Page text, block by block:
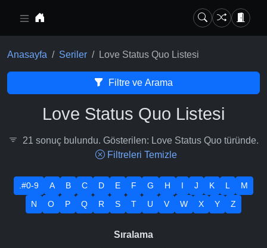
Anasayfa Seriler Love Status Quo Listesi
Filtre ve Arama
Love Status Quo Listesi
21 sonuç bulundu. Gösterilen: Love Status Quo türünde.
Filtreleri Temizle
.#0-9 A B C D E F G H I J K L
M
N
O P Q R S T U V W X Y Z
Sıralama